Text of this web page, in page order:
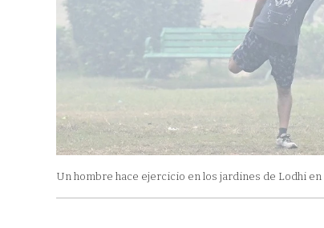
Un hombre hace ejercicio en los jardines de Lodhi